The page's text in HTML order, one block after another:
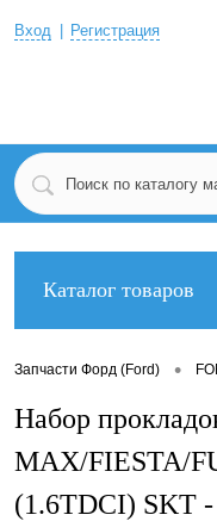
Вход Регистрация
Каталог товаров
Запчасти Форд (Ford) •
Набор
MAX/FIESTA/
(1.6TDCI) SKT